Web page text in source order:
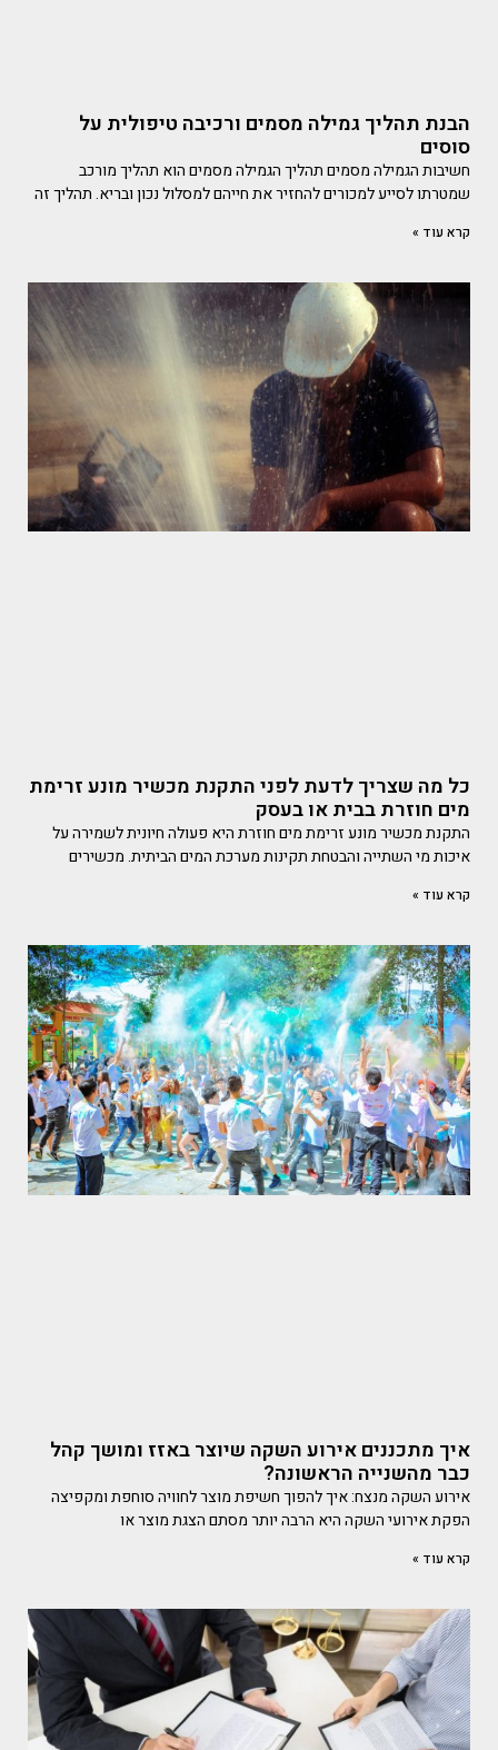
הבנת תהליך גמילה מסמים ורכיבה טיפולית על
סוסים
חשיבות הגמילה מסמים תהליך הגמילה מסמים הוא תהליך מורכב
שמטרתו לסייע למכורים להחזיר את חייהם למסלול נכון ובריא. תהליך זה
קרא עוד »
כל מה שצריך לדעת לפני התקנת מכשיר מונע זרימת
מים חוזרת בבית או בעסק
התקנת מכשיר מונע זרימת מים חוזרת היא פעולה חיונית לשמירה על
איכות מי השתייה והבטחת תקינות מערכת המים הביתית. מכשירים
קרא עוד »
איך מתכננים אירוע השקה שיוצר באזז ומושך קהל
כבר מהשנייה הראשונה?
אירוע השקה מנצח: איך להפוך חשיפת מוצר לחוויה סוחפת ומקפיצה
הפקת אירועי השקה היא הרבה יותר מסתם הצגת מוצר או
קרא עוד »